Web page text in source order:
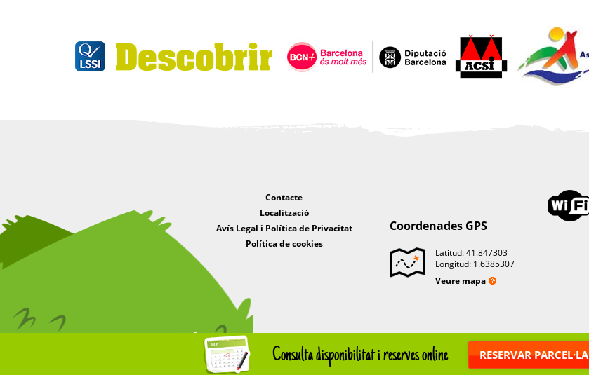
Consulta disponibilitat i reserves online RESERVAR PARCEL·LA
Contacte
Localització
Avís Legal i Política de Privacitat
Política de cookies
Coordenades GPS
Latitud: 41.847303
Longitud: 1.6385307
Veure mapa